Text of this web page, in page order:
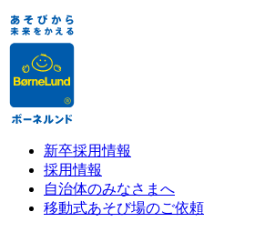
新卒採用情報
採用情報
自治体のみなさまへ
移動式あそび場のご依頼